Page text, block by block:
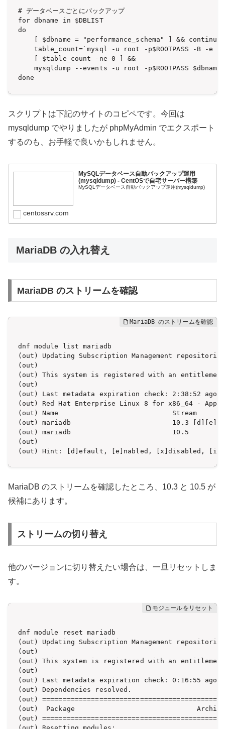
# データベースごとにバックアップ
for dbname in $DBLIST
do
    [ $dbname = "performance_schema" ] && continue
table_count=`mysql -u root -p$ROOTPASS -B -e
    [ $table_count -ne 0 ] &&
mysqldump --events -u root -p$ROOTPASS
done
スクリプトは下記のサイトのコピペです。今回は
mysqldump でやりましたが phpMyAdmin でエクスポート
するのも、お手軽で良いかもしれません。
MySQLデータベース自動バックアップ運用
(mysqldump) - CentOSで自宅サーバー構築
MySQLデータベース自動バックアップ運用(mysqldump)
centossrv.com
MariaDB の入れ替え
MariaDB のストリームを確認
dnf module list mariadb
(out) Updating Subscription Management
(out)
(out) This system is registered with an
(out)
(out) Last metadata expiration check: 2:38:52 ago
(out) Red Hat Enterprise Linux 8 for x86_64 -
(out) Name                            Stream
(out) mariadb                         10.3 [d][e]
(out) mariadb                         10.5
(out)
(out) Hint: [d]efault, [e]nabled, [x]disabled,
MariaDB のストリームを確認したところ、10.3 と 10.5 が
候補にあります。
ストリームの切り替え
他のバージョンに切り替えたい場合は、一旦リセットしま
す。
dnf module reset mariadb
(out) Updating Subscription Management
(out)
(out) This system is registered with an
(out)
(out) Last metadata expiration check: 0:16:55 ago
(out) Dependencies resolved.
(out)
(out)  Package
(out)